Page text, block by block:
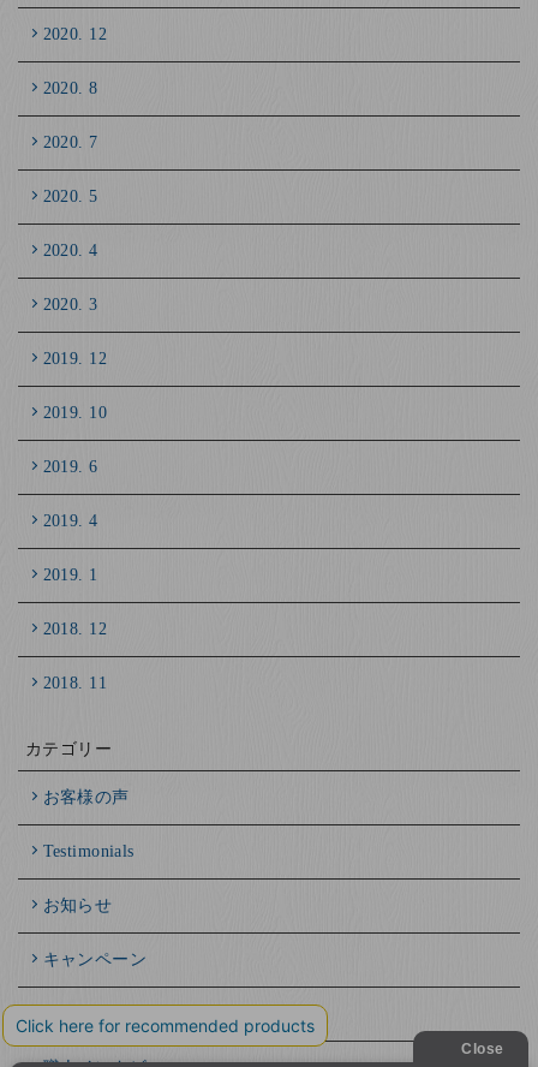
2020. 12
2020. 8
2020. 7
2020. 5
2020. 4
2020. 3
2019. 12
2019. 10
2019. 6
2019. 4
2019. 1
2018. 12
2018. 11
カテゴリー
お客様の声
Testimonials
お知らせ
キャンペーン